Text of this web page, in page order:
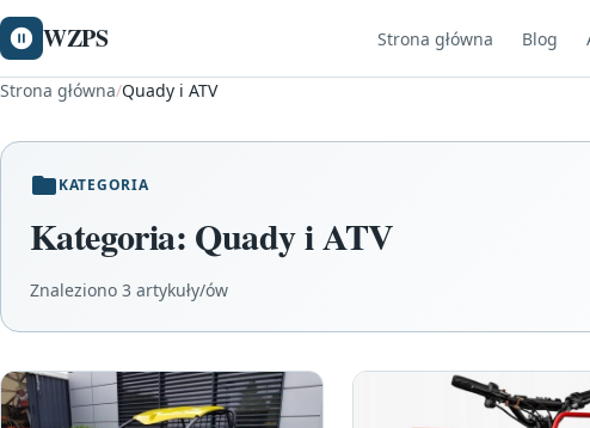
WZPS Strona główna Blog
Strona główna/Quady i ATV
KATEGORIA
Kategoria: Quady i ATV
Znaleziono 3 artykuły/ów